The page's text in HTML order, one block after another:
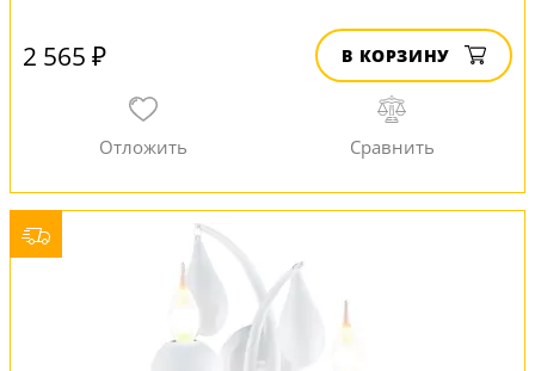
2 565 ₽ В КОРЗИНУ